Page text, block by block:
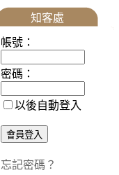
知客處
帳號：
密碼：
以後自動登入
忘記密碼？